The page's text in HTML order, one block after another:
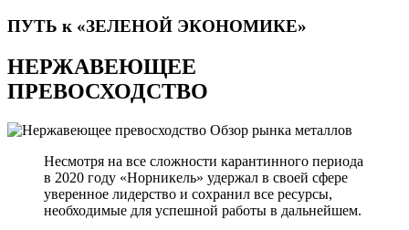
ПУТЬ к «ЗЕЛЕНОЙ ЭКОНОМИКЕ»
НЕРЖАВЕЮЩЕЕ
ПРЕВОСХОДСТВО
Обзор рынка металлов
Несмотря на все сложности карантинного периода
в 2020 году «Норникель» удержал в своей сфере
уверенное лидерство и сохранил все ресурсы,
необходимые для успешной работы в дальнейшем.